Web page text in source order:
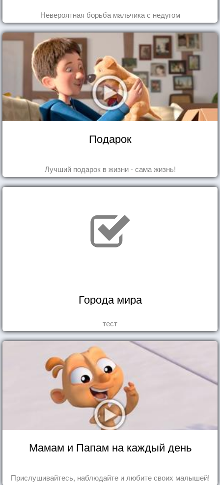
Невероятная борьба мальчика с недугом
Подарок
Лучший подарок в жизни - сама жизнь!
Города мира
тест
Мамам и Папам на каждый день
Прислушивайтесь, наблюдайте и любите своих малышей!